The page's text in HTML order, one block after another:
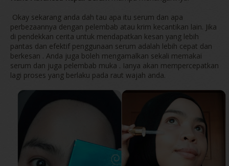
Okay sekarang anda dah tau apa itu serum dan apa
perbezaannya dengan pelembab atau krim kecantikan lain. Jika
di pendekkan cerita untuk mendapatkan kesan yang lebih
pantas dan efektif penggunaan serum adalah lebih cepat dan
berkesan . Anda juga boleh mengamalkan sekali memakai
serum dan juga pelembab muka . Ianya akan mempercepatkan
lagi proses yang berlaku pada raut wajah anda.